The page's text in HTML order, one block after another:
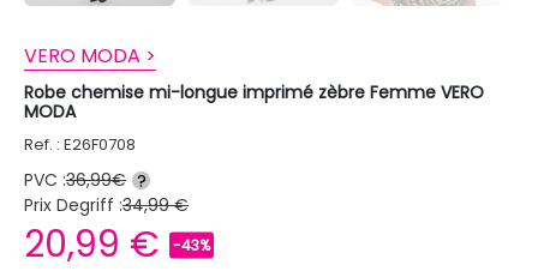
VERO MODA >
Robe chemise mi-longue imprimé zèbre Femme VERO
MODA
Ref. : E26F0708
PVC :36,99€ ?
Prix Degriff :34,99 €
20,99 € -43%